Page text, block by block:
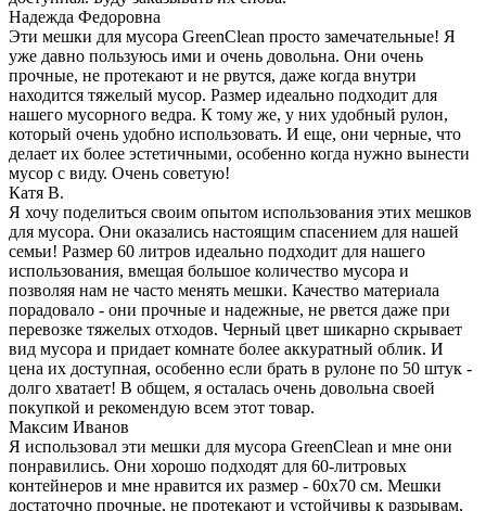
Надежда Федоровна
Эти мешки для мусора GreenClean просто замечательные! Я
уже давно пользуюсь ими и очень довольна. Они очень
прочные, не протекают и не рвутся, даже когда внутри
находится тяжелый мусор. Размер идеально подходит для
нашего мусорного ведра. К тому же, у них удобный рулон,
который очень удобно использовать. И еще, они черные, что
делает их более эстетичными, особенно когда нужно вынести
мусор с виду. Очень советую!
Катя В.
Я хочу поделиться своим опытом использования этих мешков
для мусора. Они оказались настоящим спасением для нашей
семьи! Размер 60 литров идеально подходит для нашего
использования, вмещая большое количество мусора и
позволяя нам не часто менять мешки. Качество материала
порадовало - они прочные и надежные, не рвется даже при
перевозке тяжелых отходов. Черный цвет шикарно скрывает
вид мусора и придает комнате более аккуратный облик. И
цена их доступная, особенно если брать в рулоне по 50 штук -
долго хватает! В общем, я осталась очень довольна своей
покупкой и рекомендую всем этот товар.
Максим Иванов
Я использовал эти мешки для мусора GreenClean и мне они
понравились. Они хорошо подходят для 60-литровых
контейнеров и мне нравится их размер - 60х70 см. Мешки
достаточно прочные, не протекают и устойчивы к разрывам,